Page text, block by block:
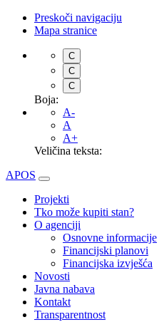
Preskoči navigaciju
Mapa stranice
C
C
C
Boja:
A-
A
A+
Veličina teksta:
APOS
Projekti
Tko može kupiti stan?
O agenciji
Osnovne informacije
Financijski planovi
Financijska izvješća
Novosti
Javna nabava
Kontakt
Transparentnost